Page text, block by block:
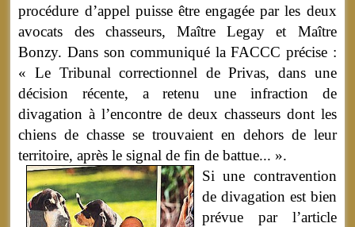
procédure d’appel puisse être engagée par les deux
avocats des chasseurs, Maître Legay et Maître
Bonzy. Dans son communiqué la FACCC précise :
« Le Tribunal correctionnel de Privas, dans une
décision récente, a retenu une infraction de
divagation à l’encontre de deux chasseurs dont les
chiens de chasse se trouvaient en dehors de leur
territoire, après le signal de fin de battue... ».
Si une contravention
de divagation est bien
prévue par l’article